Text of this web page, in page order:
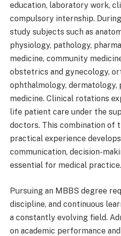
education, laboratory work,
compulsory internship.
study subjects such as
physiology, pathology,
medicine, community
obstetrics and gynecology,
ophthalmology, dermatology,
medicine. Clinical rotations
life patient care under the
doctors. This combination of
practical experience
communication, decision-
essential for medical practice.
Pursuing an MBBS degree
discipline, and continuous
a constantly evolving field.
on academic performance